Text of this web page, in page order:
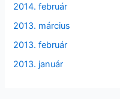
2014. február
2013. március
2013. február
2013. január